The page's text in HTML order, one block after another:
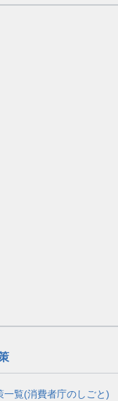
一覧(消費者庁のしごと)